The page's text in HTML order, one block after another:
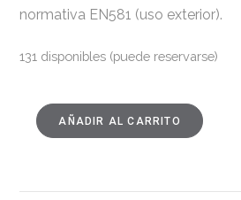
normativa EN581 (uso exterior).
131 disponibles (puede reservarse)
SILLA
VERDE
57
AÑADIR AL CARRITO